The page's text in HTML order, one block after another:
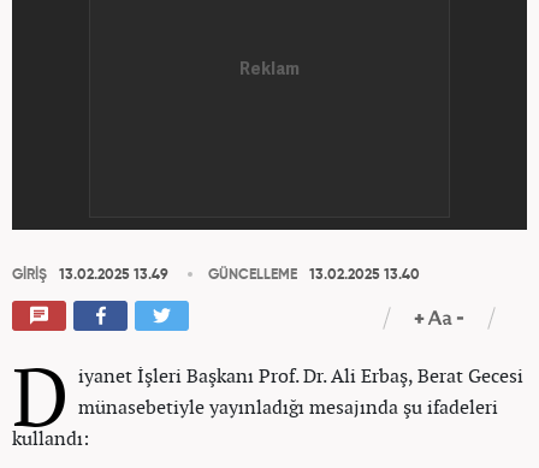
GİRİŞ 13.02.2025 13.49 GÜNCELLEME 13.02.2025 13.40
D iyanet İşleri Başkanı Prof. Dr. Ali Erbaş, Berat Gecesi
münasebetiyle yayınladığı mesajında şu ifadeleri
kullandı: